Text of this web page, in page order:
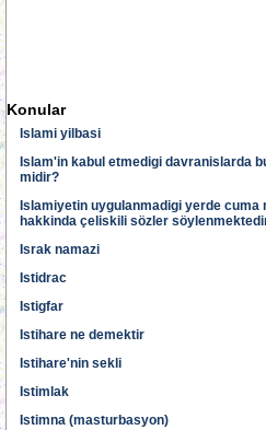
Konular
Islami yilbasi
Islam'in kabul etmedigi davranislarda
midir?
Islamiyetin uygulanmadigi yerde cuma
hakkinda çeliskili sözler
Israk namazi
Istidrac
Istigfar
Istihare ne demektir
Istihare'nin sekli
Istimlak
Istimna (masturbasyon)